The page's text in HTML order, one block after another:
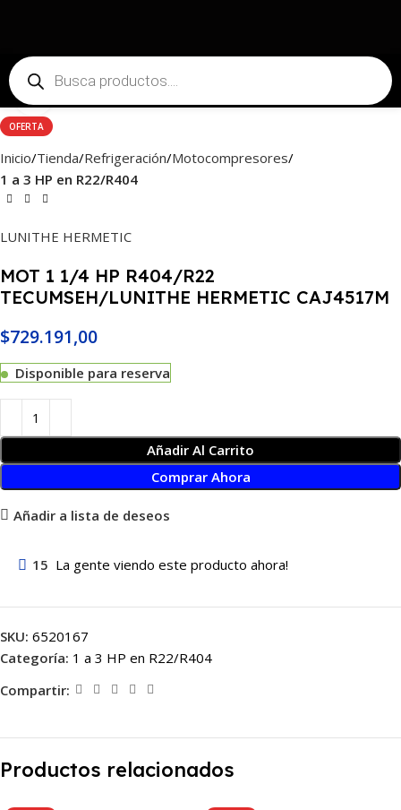
OFERTA
Inicio Tienda Refrigeración Motocompresores
1 a 3 HP en R22/R404
LUNITHE HERMETIC
MOT 1 1/4 HP R404/R22
TECUMSEH/LUNITHE HERMETIC CAJ4517M
$729.191,00
Disponible para reserva
Añadir Al Carrito
Comprar Ahora
Añadir a lista de deseos
15 La gente viendo este producto ahora!
SKU: 6520167
Categoría: 1 a 3 HP en R22/R404
Compartir:
Productos relacionados